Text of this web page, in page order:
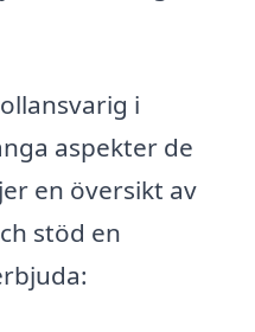
i
aspekter de
en översikt av
stöd en